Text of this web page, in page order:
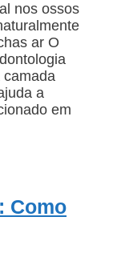
nos ossos
ar O
camada
a
em
Como